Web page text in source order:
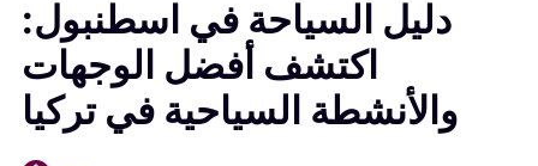
دليل السياحة في اسطنبول:
اكتشف أفضل الوجهات
والأنشطة السياحية في تركيا